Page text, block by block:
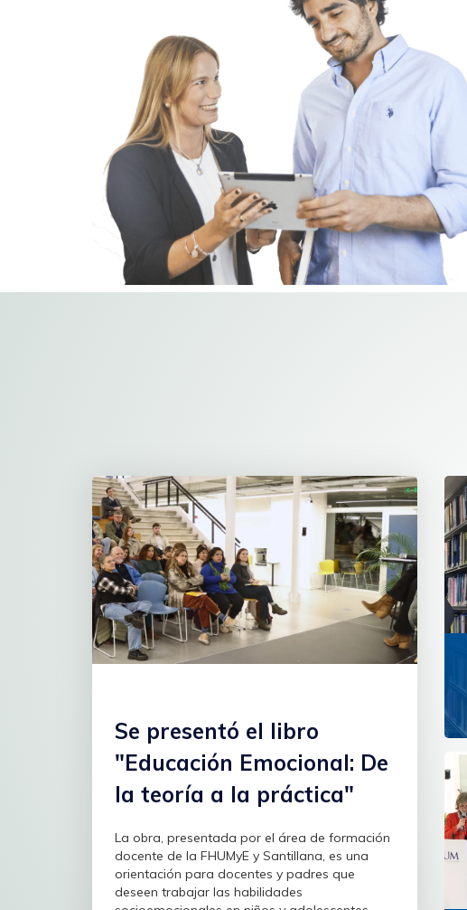
Se presentó el libro
"Educación Emocional: De
la teoría a la práctica"
La obra, presentada por el área de formación
docente de la FHUMyE y Santillana, es una
orientación para docentes y padres que
deseen trabajar las habilidades